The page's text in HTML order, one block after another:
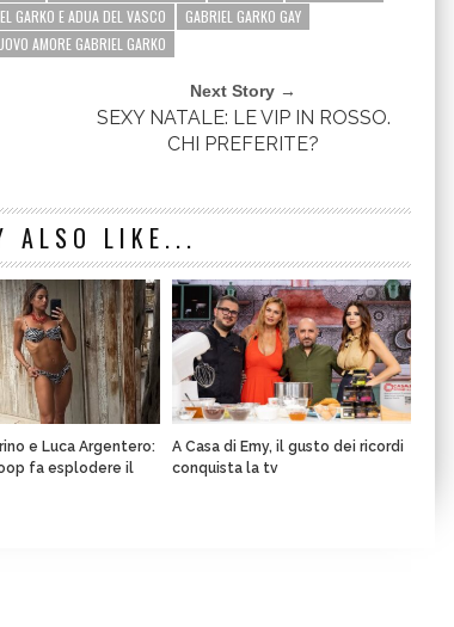
GARKO E ADUA DEL VASCO
GABRIEL GARKO GAY
AMORE GABRIEL GARKO
Next Story →
SEXY NATALE: LE VIP IN ROSSO.
CHI PREFERITE?
ALSO LIKE...
e Luca Argentero:
fa esplodere il
A Casa di Emy, il gusto dei ricordi
conquista la tv